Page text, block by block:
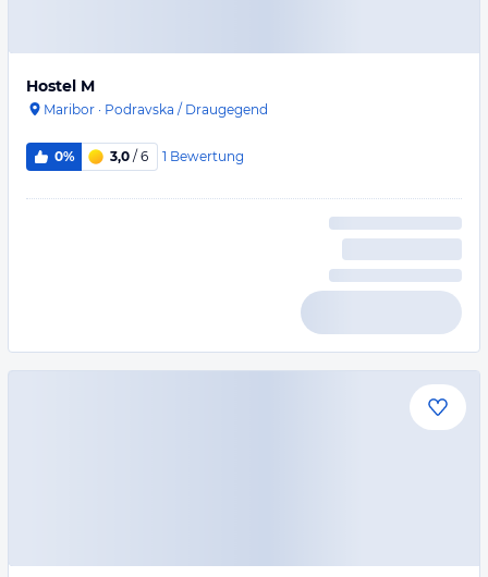
Hostel M
Maribor · Podravska / Draugegend
0% 3,0 / 6 1 Bewertung